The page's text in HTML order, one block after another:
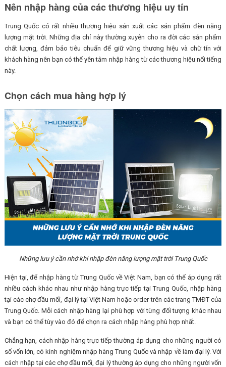
Nên nhập hàng của các thương hiệu uy tín
Trung Quốc có rất nhiều thương hiệu sản xuất các sản phẩm đèn năng
lượng mặt trời. Những địa chỉ này thường xuyên cho ra đời các sản phẩm
chất lượng, đảm bảo tiêu chuẩn để giữ vững thương hiệu và chữ tín với
khách hàng nên bạn có thể yên tâm nhập hàng từ các thương hiệu nổi tiếng
này.
Chọn cách mua hàng hợp lý
Những lưu ý cần nhớ khi nhập đèn năng lượng mặt trời Trung Quốc
Hiện tại, để nhập hàng từ Trung Quốc về Việt Nam, bạn có thể áp dụng rất
nhiều cách khác nhau như nhập hàng trực tiếp tại Trung Quốc, nhập hàng
tại các chợ đầu mối, đại lý tại Việt Nam hoặc order trên các trang TMĐT của
Trung Quốc. Mỗi cách nhập hàng lại phù hợp với từng đối tượng khác nhau
và bạn có thể tùy vào đó để chọn ra cách nhập hàng phù hợp nhất.
Chẳng hạn, cách nhập hàng trực tiếp thường áp dụng cho những người có
số vốn lớn, có kinh nghiệm nhập hàng Trung Quốc và nhập về làm đại lý. Với
cách nhập tại các chợ đầu mối, đại lý thường áp dụng cho những người vốn